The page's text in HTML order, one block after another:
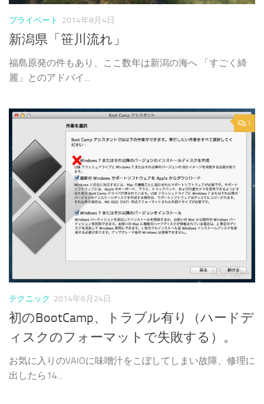
プライベート 2014年8月4日
新潟県「笹川流れ」
福島原発の件もあり、ここ数年は新潟の海へ 「すごく綺
麗」とのアドバイ...
1
テクニック 2014年6月24日
初のBootCamp、トラブル有り（ハードデ
ィスクのフォーマットで失敗する）。
お気に入りのVAIOに味噌汁をこぼしてしまい故障、修理に
出したら14...